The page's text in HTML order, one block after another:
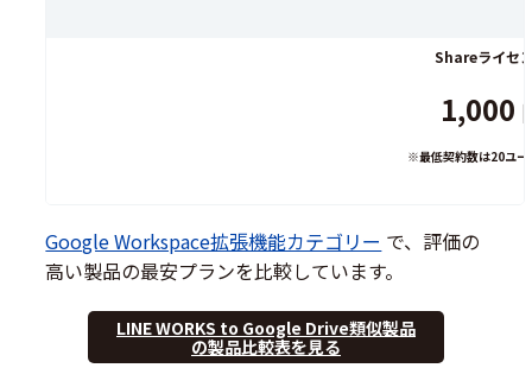
Shareライセ
1,000
※最低契約数は20ユー
Google Workspace拡張機能カテゴリー で、評価の
高い製品の最安プランを比較しています。
LINE WORKS to Google Drive類似製品
の製品比較表を見る